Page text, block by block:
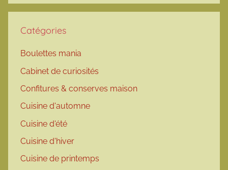
Catégories
Boulettes mania
Cabinet de curiosités
Confitures & conserves maison
Cuisine d'automne
Cuisine d'été
Cuisine d'hiver
Cuisine de printemps